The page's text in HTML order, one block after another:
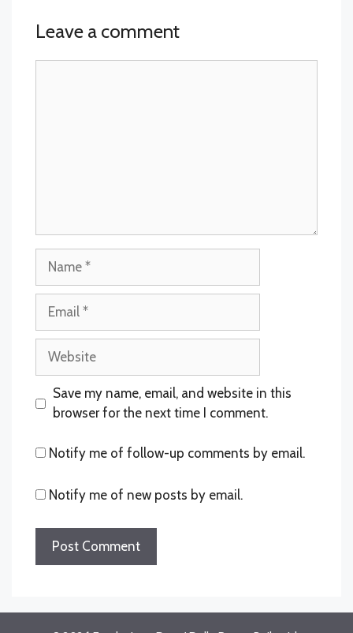
Leave a comment
Name
Email
Website
Save my name, email, and website in this
browser for the next time I comment.
Notify me of follow-up comments by email.
Notify me of new posts by email.